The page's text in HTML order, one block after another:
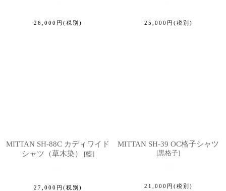
26,000 円 (税別) 25,000 円 (税別)
MITTAN SH-88C カディワイド
シャツ（草木染）
[藍]
27,000 円 (税別)
MITTAN SH-39 OC格子シャツ
[黒格子]
21,000 円 (税別)